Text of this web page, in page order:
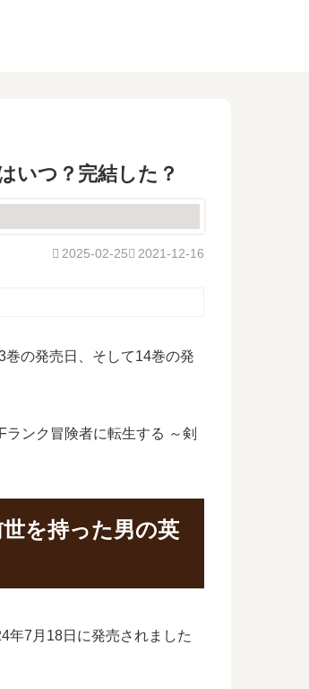
いつ？完結した？
2021-12-16
2025-02-25
の発売日、そして14巻の発
ンク冒険者に転生する ～剣
を持った男の英
年7月18日に発売されました